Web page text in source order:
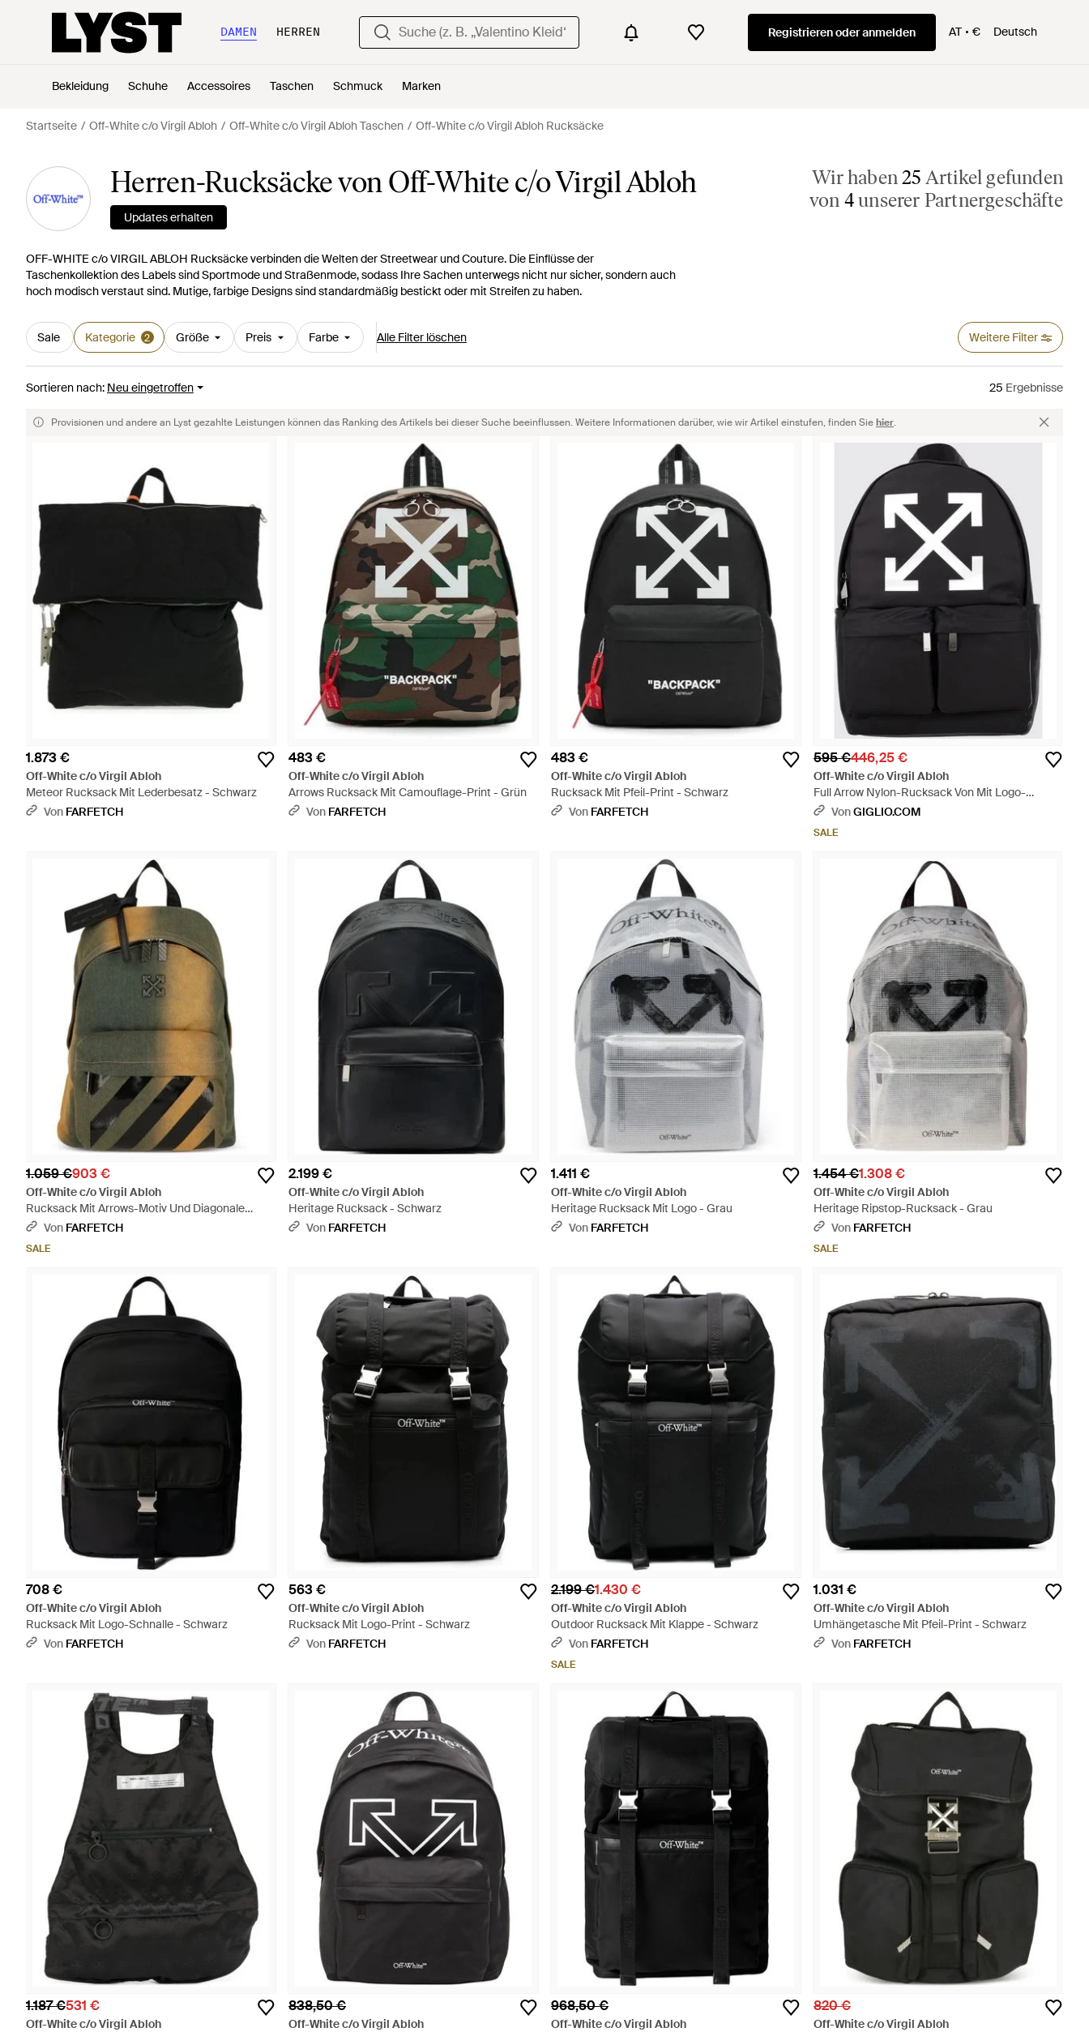
DAMEN HERREN Registrieren oder anmelden AT € Deutsch
Bekleidung Schuhe Accessoires Taschen Schmuck Marken
Startseite Off-White c/o Virgil Abloh Off-White c/o Virgil Abloh Taschen Off-White c/o Virgil Abloh Rucksäcke
Herren-Rucksäcke von Off-White c/o Virgil Abloh
Updates erhalten
OFF-WHITE c/o VIRGIL ABLOH Rucksäcke verbinden die Welten der Streetwear und Couture. Die Einflüsse der
Taschenkollektion des Labels sind Sportmode und Straßenmode, sodass Ihre Sachen unterwegs nicht nur sicher, sondern auch
hoch modisch verstaut sind. Mutige, farbige Designs sind standardmäßig bestickt oder mit Streifen zu haben.
Wir haben25 Artikel gefunden
von 4unserer Partnergeschäfte
Sale Kategorie 2 Größe Preis Farbe Alle Filter löschen Weitere Filter
Sortieren nach: Neu eingetroffen 25 Ergebnisse
Provisionen und andere an Lyst gezahlte Leistungen können das Ranking des Artikels bei dieser Suche beeinflussen. Weitere Informationen darüber, wie wir Artikel einstufen, finden Siehier.
1.873 €
Off-White c/o Virgil Abloh
Meteor Rucksack Mit Lederbesatz - Schwarz
Von FARFETCH
483 €
Off-White c/o Virgil Abloh
Arrows Rucksack Mit Camouflage-Print - Grün
Von FARFETCH
483 €
Off-White c/o Virgil Abloh
Rucksack Mit Pfeil-Print - Schwarz
Von FARFETCH
595 €446,25 €
Off-White c/o Virgil Abloh
Full Arrow Nylon-Rucksack Von Mit Logo-
Riemen Und Arrow-Print - Schwarz
VonGIGLIO.COM
SALE
1.059 €903 €
Off-White c/o Virgil Abloh
Rucksack Mit Arrows-Motiv Und Diagonale
Streifen - Grün
Von FARFETCH
SALE
2.199 €
Off-White c/o Virgil Abloh
Heritage Rucksack - Schwarz
Von FARFETCH
1.411 €
Off-White c/o Virgil Abloh
Heritage Rucksack Mit Logo - Grau
Von FARFETCH
1.454 €1.308 €
Off-White c/o Virgil Abloh
Heritage Ripstop-Rucksack - Grau
Von FARFETCH
SALE
708 €
Off-White c/o Virgil Abloh
Rucksack Mit Logo-Schnalle - Schwarz
Von FARFETCH
563 €
Off-White c/o Virgil Abloh
Rucksack Mit Logo-Print - Schwarz
Von FARFETCH
2.199 €1.430 €
Off-White c/o Virgil Abloh
Outdoor Rucksack Mit Klappe - Schwarz
Von FARFETCH
SALE
1.031 €
Off-White c/o Virgil Abloh
Umhängetasche Mit Pfeil-Print - Schwarz
Von FARFETCH
1.187 €531 €
Off-White c/o Virgil Abloh
838,50 €
Off-White c/o Virgil Abloh
968,50 €
Off-White c/o Virgil Abloh
820 €
Off-White c/o Virgil Abloh